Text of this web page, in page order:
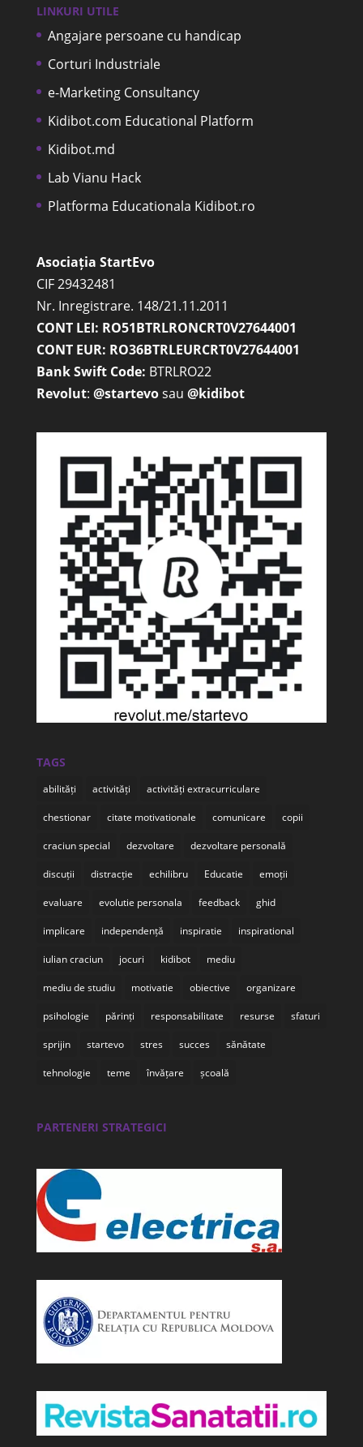
LINKURI UTILE
Angajare persoane cu handicap
Corturi Industriale
e-Marketing Consultancy
Kidibot.com Educational Platform
Kidibot.md
Lab Vianu Hack
Platforma Educationala Kidibot.ro
Asociația StartEvo
CIF 29432481
Nr. Inregistrare. 148/21.11.2011
CONT LEI: RO51BTRLRONCRT0V27644001
CONT EUR: RO36BTRLEURCRT0V27644001
Bank Swift Code: BTRLRO22
Revolut: @startevosau @kidibot
TAGS
abilități activități activități extracurriculare
chestionar citate motivationale comunicare copii
craciun special dezvoltare dezvoltare personală
discuții distracție echilibru Educatie emoții
evaluare evolutie personala feedback ghid
implicare independență inspiratie inspirational
iulian craciun jocuri kidibot mediu
mediu de studiu motivatie obiective organizare
psihologie părinți responsabilitate resurse sfaturi
sprijin startevo stres succes sănătate
tehnologie teme învățare școală
PARTENERI STRATEGICI